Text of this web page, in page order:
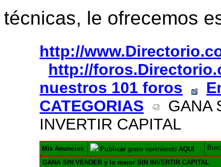
técnicas, le ofrecemos
http://
http://
nuestros 101 foros
CATEGORIAS
GANA
INVERTIR CAPITAL
Mis Anuncios Publicar gratis oprimiendoAQUI
GANA SIN VENDER y lo mejor SIN INVERTIR CAPITAL